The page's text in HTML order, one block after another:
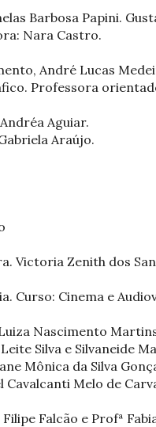
Barbosa Papini.
Nara Castro.
André Lucas
Professora
Aguiar.
Araújo.
Victoria Zenith dos
Curso: Cinema e
Nascimento
Silva e Silvaneide
Mônica da Silva
Cavalcanti Melo de
Falcão e Profª